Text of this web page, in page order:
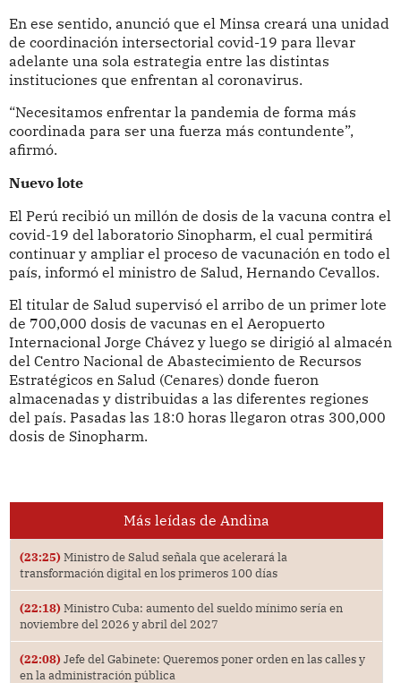
En ese sentido, anunció que el Minsa creará una unidad
de coordinación intersectorial covid-19 para llevar
adelante una sola estrategia entre las distintas
instituciones que enfrentan al coronavirus.
“Necesitamos enfrentar la pandemia de forma más
coordinada para ser una fuerza más contundente”,
afirmó.
Nuevo lote
El Perú recibió un millón de dosis de la vacuna contra el
covid-19 del laboratorio Sinopharm, el cual permitirá
continuar y ampliar el proceso de vacunación en todo el
país, informó el ministro de Salud, Hernando Cevallos.
El titular de Salud supervisó el arribo de un primer lote
de 700,000 dosis de vacunas en el Aeropuerto
Internacional Jorge Chávez y luego se dirigió al almacén
del Centro Nacional de Abastecimiento de Recursos
Estratégicos en Salud (Cenares) donde fueron
almacenadas y distribuidas a las diferentes regiones
del país. Pasadas las 18:0 horas llegaron otras 300,000
dosis de Sinopharm.
Más leídas de Andina
(23:25) Ministro de Salud señala que acelerará la
transformación digital en los primeros 100 días
(22:18) Ministro Cuba: aumento del sueldo mínimo sería en
noviembre del 2026 y abril del 2027
(22:08) Jefe del Gabinete: Queremos poner orden en las calles y
en la administración pública